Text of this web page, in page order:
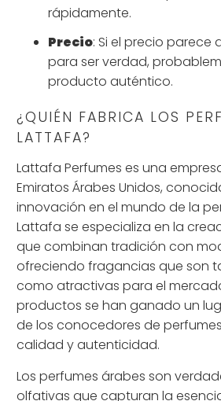
rápidamente.
Precio: Si el precio
para ser verdad,
producto auténtico.
¿QUIÉN FABRICA LOS
LATTAFA?
Lattafa Perfumes es una
Emiratos Árabes Unidos,
innovación en el mundo de la
Lattafa se especializa en la
que combinan tradición con
ofreciendo fragancias que son
como atractivas para el
productos se han ganado un
de los conocedores de
calidad y autenticidad.
Los perfumes árabes son
olfativas que capturan la